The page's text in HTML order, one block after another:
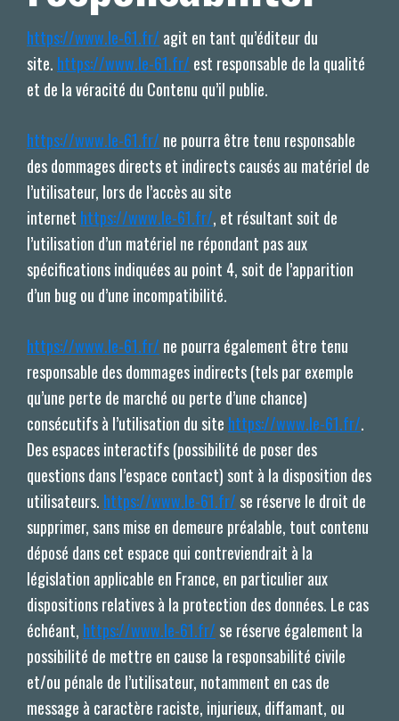
https://www.le-61.fr/ agit en tant qu’éditeur du
site. https://www.le-61.fr/ est responsable de la qualité
et de la véracité du Contenu qu’il publie.
https://www.le-61.fr/ ne pourra être tenu responsable
des dommages directs et indirects causés au matériel de
l’utilisateur, lors de l’accès au site
internet https://www.le-61.fr/, et résultant soit de
l’utilisation d’un matériel ne répondant pas aux
spécifications indiquées au point 4, soit de l’apparition
d’un bug ou d’une incompatibilité.
https://www.le-61.fr/ ne pourra également être tenu
responsable des dommages indirects (tels par exemple
qu’une perte de marché ou perte d’une chance)
consécutifs à l’utilisation du site https://www.le-61.fr/.
Des espaces interactifs (possibilité de poser des
questions dans l’espace contact) sont à la disposition des
utilisateurs. https://www.le-61.fr/ se réserve le droit de
supprimer, sans mise en demeure préalable, tout contenu
déposé dans cet espace qui contreviendrait à la
législation applicable en France, en particulier aux
dispositions relatives à la protection des données. Le cas
échéant, https://www.le-61.fr/ se réserve également la
possibilité de mettre en cause la responsabilité civile
et/ou pénale de l’utilisateur, notamment en cas de
message à caractère raciste, injurieux, diffamant, ou